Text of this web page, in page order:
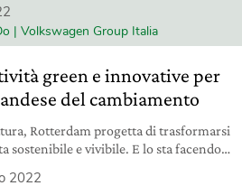
urbana cambierà radicalmente.
presidiando da tempo questa
| Volkswagen Group Italia
green e innovative per
del cambiamento
Rotterdam progetta di trasformarsi
sostenibile e vivibile. E lo sta facendo
2022